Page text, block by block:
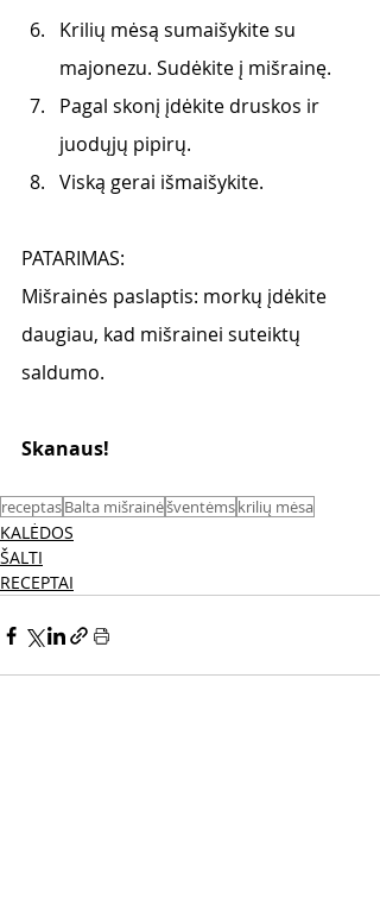
Krilių mėsą sumaišykite su
majonezu. Sudėkite į mišrainę.
Pagal skonį įdėkite druskos ir
juodųjų pipirų.
Viską gerai išmaišykite.
PATARIMAS:
Mišrainės paslaptis: morkų įdėkite
daugiau, kad mišrainei suteiktų
saldumo.
Skanaus!
receptasBalta mišrainėšventėmskrilių mėsa
KALĖDOS
ŠALTI
RECEPTAI